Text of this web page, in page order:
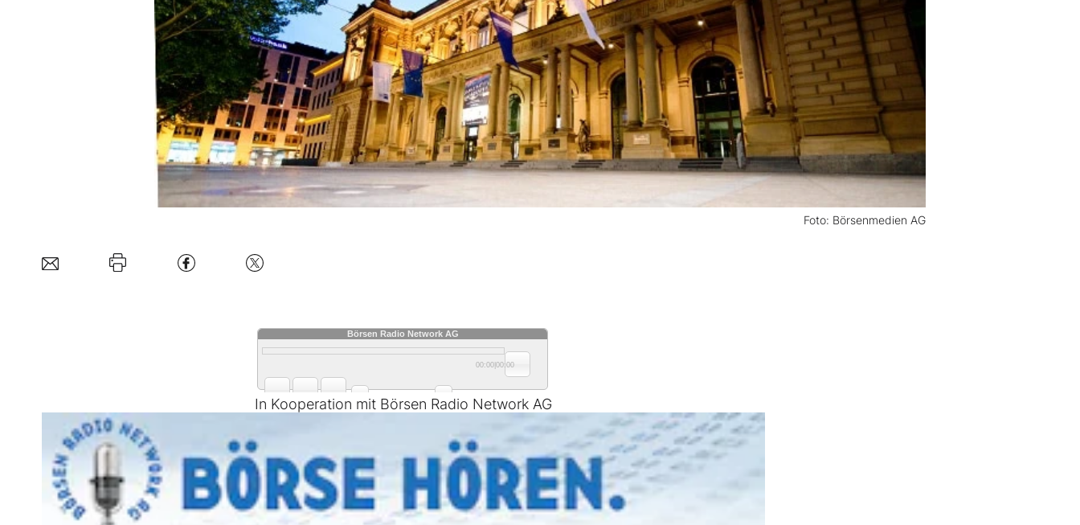
Kontakt
Foto: Börsenmedien AG
In Kooperation mit Börsen Radio Network AG